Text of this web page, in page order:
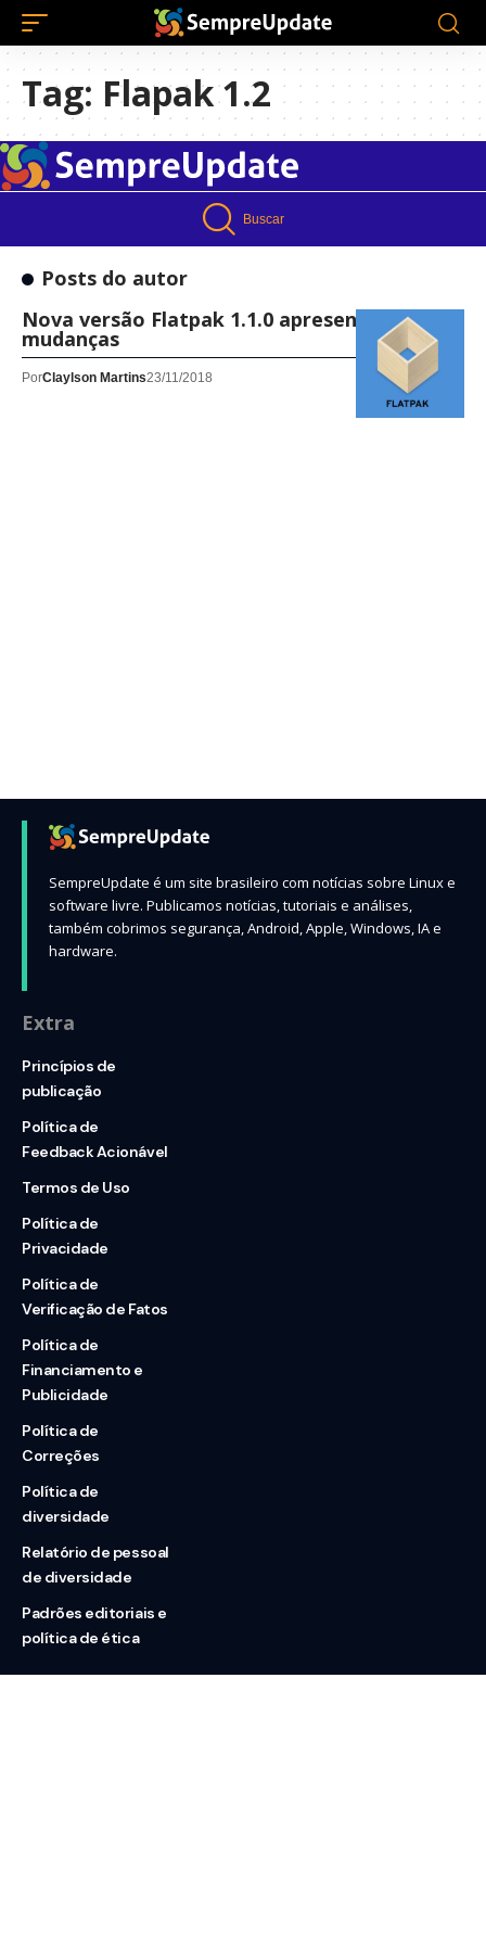
Tag: Flapak 1.2
Buscar
Posts do autor
Nova versão Flatpak 1.1.0 apresenta
mudanças
PorClaylson Martins23/11/2018
SempreUpdate é um site brasileiro com notícias sobre Linux e
software livre. Publicamos notícias, tutoriais e análises,
também cobrimos segurança, Android, Apple, Windows, IA e
hardware.
Extra
Princípios de
publicação
Política de
Feedback Acionável
Termos de Uso
Política de
Privacidade
Política de
Verificação de Fatos
Política de
Financiamento e
Publicidade
Política de
Correções
Política de
diversidade
Relatório de pessoal
de diversidade
Padrões editoriais e
política de ética